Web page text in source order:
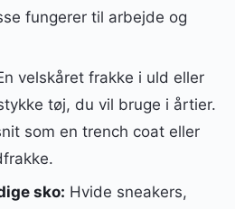
fungerer til arbejde og
velskåret frakke i uld eller
tøj, du vil bruge i årtier.
som en trench coat eller
sko: Hvide sneakers,